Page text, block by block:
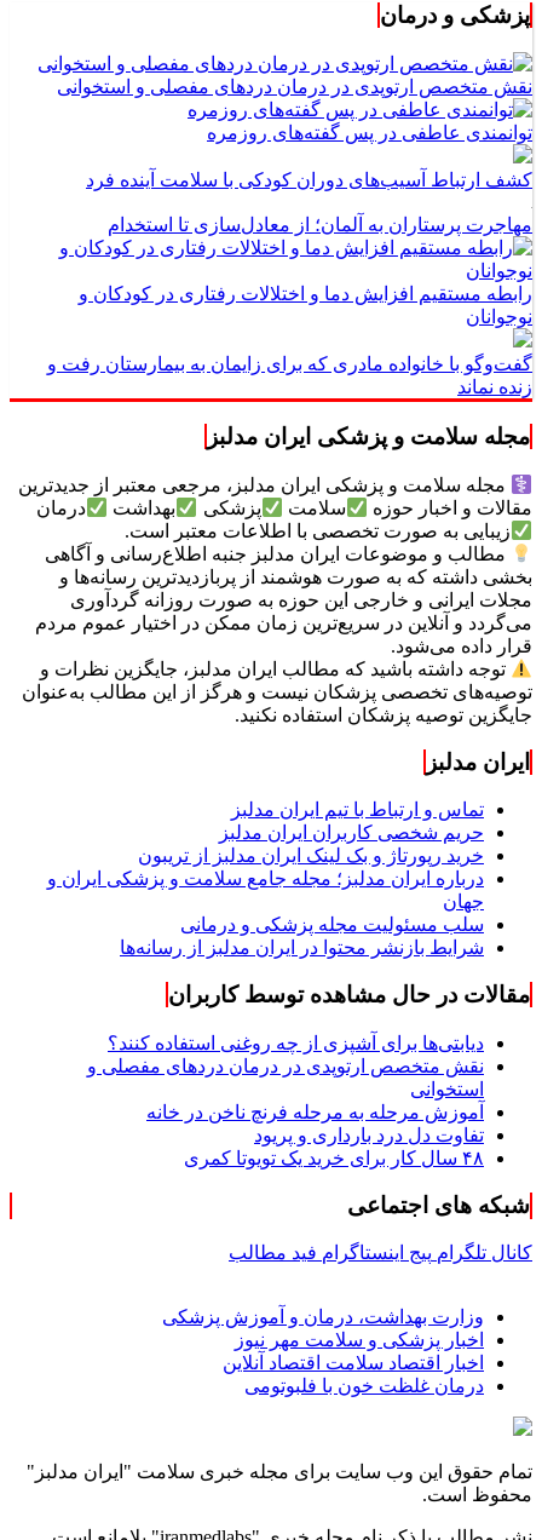
پزشکی و درمان
نقش متخصص ارتوپدی در درمان دردهای مفصلی و استخوانی
توانمندی عاطفی در پس گفته‌های روزمره
کشف ارتباط آسیب‌های دوران کودکی با سلامت آینده فرد
مهاجرت پرستاران به آلمان؛ از معادل‌سازی تا استخدام
رابطه مستقیم افزایش دما و اختلالات رفتاری در کودکان و
نوجوانان
گفت‌وگو با خانواده مادری که برای زایمان به بیمارستان رفت و
زنده نماند
مجله سلامت و پزشکی ایران مدلبز
مجله سلامت و پزشکی ایران مدلبز، مرجعی معتبر از جدیدترین
مقالات و اخبار حوزه
سلامت پزشکی بهداشت
درمان
زیبایی به صورت تخصصی با اطلاعات معتبر است.
مطالب و موضوعات ایران مدلبز جنبه اطلاع‌رسانی و آگاهی
بخشی داشته که به صورت هوشمند از پربازدیدترین رسانه‌ها و
مجلات ایرانی و خارجی این حوزه به صورت روزانه گردآوری
می‌گردد و آنلاین در سریع‌ترین زمان ممکن در اختیار عموم مردم
قرار داده می‌شود.
توجه داشته باشید که مطالب ایران مدلبز، جایگزین نظرات و
توصیه‌های تخصصی پزشکان نیست و هرگز از این مطالب به‌عنوان
جایگزین توصیه پزشکان استفاده نکنید.
ایران مدلبز
تماس و ارتباط با تیم ایران مدلبز
حریم شخصی کاربران ایران مدلبز
خرید رپورتاژ و بک لینک ایران مدلبز از تریبون
درباره ایران مدلبز؛ مجله جامع سلامت و پزشکی ایران و
جهان
سلب مسئولیت مجله پزشکی و درمانی
شرایط بازنشر محتوا در ایران مدلبز از رسانه‌ها
مقالات در حال مشاهده توسط کاربران
دیابتی‌ها برای آشپزی از چه روغنی استفاده کنند؟
نقش متخصص ارتوپدی در درمان دردهای مفصلی و
استخوانی
آموزش مرحله به مرحله فرنچ ناخن در خانه
تفاوت دل درد بارداری و پریود
۴۸ سال کار برای خرید یک تویوتا کمری
شبکه های اجتماعی
کانال تلگرام پیج اینستاگرام فید مطالب
وزارت بهداشت، درمان و آموزش پزشکی
اخبار پزشکی و سلامت مهر نیوز
اخبار اقتصاد سلامت اقتصاد آنلاین
درمان غلظت خون با فلبوتومی
تمام حقوق این وب سایت برای مجله خبری سلامت "ایران مدلبز"
محفوظ است.